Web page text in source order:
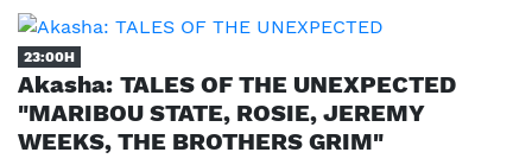
23:00H
Akasha: TALES OF THE UNEXPECTED
"MARIBOU STATE, ROSIE, JEREMY
WEEKS, THE BROTHERS GRIM"